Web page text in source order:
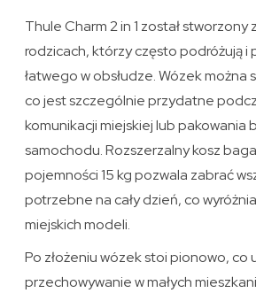
Thule Charm 2 in 1 został stworzony
rodzicach, którzy często podróżują i
łatwego w obsłudze. Wózek można
co jest szczególnie przydatne
komunikacji miejskiej lub pakowania
samochodu. Rozszerzalny kosz
pojemności 15 kg pozwala zabrać
potrzebne na cały dzień, co
miejskich modeli.
Po złożeniu wózek stoi pionowo, co
przechowywanie w małych